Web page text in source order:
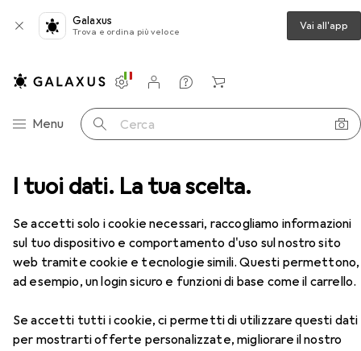
I tuoi dati. La tua scelta.
Se accetti solo i cookie necessari, raccogliamo informazioni
sul tuo dispositivo e comportamento d'uso sul nostro sito
web tramite cookie e tecnologie simili. Questi permettono,
ad esempio, un login sicuro e funzioni di base come il carrello.
Se accetti tutti i cookie, ci permetti di utilizzare questi dati
per mostrarti offerte personalizzate, migliorare il nostro
Galaxus
Trova e ordina più veloce Vai all'app
Categoria Navigazione
Menu Cerca
Impostazioni
Conto cliente
Liste di confronto
Liste dei desideri
Carrello
Chiave a cricchetto Gedore Cricchetto reversibile
GedoreCricchetto reversibile
1/2"
Accessori per Gedore Cricchetto
reversibile